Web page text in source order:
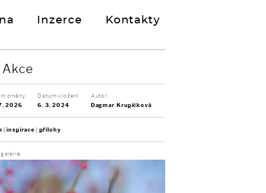
Inzerce Kontakty
Akce
změny
2026
Datum vložení
6. 3. 2024
Autor
Dagmar Krupičková
inspirace přílohy